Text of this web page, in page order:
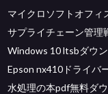
マイクロソフトオフィ
サプライチェーン管理
Windows 10 ltsbダウ
Epson nx410ドライバ
水処理の本pdf無料ダ